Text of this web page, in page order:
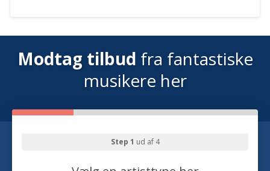
Modtag tilbud fra fantastiske
musikere her
Step 1 ud af 4